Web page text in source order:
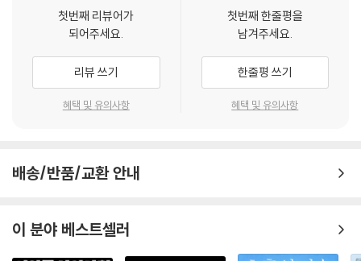
옮긴이의 말: 해부학이라는 언어가 들려주는 이야기
이미지 저작권자
첫번째 리뷰어가
되어주세요.
리뷰 쓰기
혜택 및 유의사항
첫번째 한줄평을
남겨주세요.
한줄평 쓰기
혜택 및 유의사항
배송/반품/교환 안내
이 분야 베스트셀러